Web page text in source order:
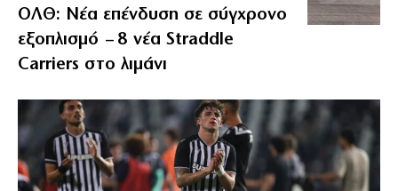
ΟΛΘ: Νέα επένδυση σε σύγχρονο
εξοπλισμό – 8 νέα Straddle
Carriers στο λιμάνι